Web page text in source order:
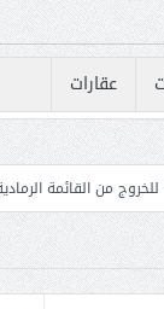
عقارات
قانون الاعلام